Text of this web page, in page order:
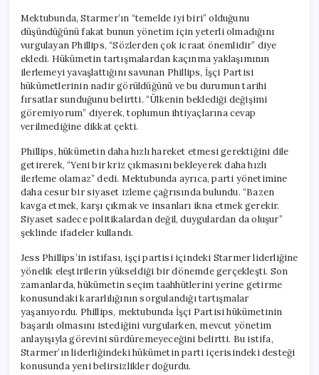
Mektubunda, Starmer’ın “temelde iyi biri” olduğunu
düşündüğünü fakat bunun yönetim için yeterli olmadığını
vurgulayan Phillips, “Sözlerden çok icraat önemlidir” diye
ekledi. Hükümetin tartışmalardan kaçınma yaklaşımının
ilerlemeyi yavaşlattığını savunan Phillips, İşçi Partisi
hükümetlerinin nadir görüldüğünü ve bu durumun tarihi
fırsatlar sunduğunu belirtti. “Ülkenin beklediği değişimi
göremiyorum” diyerek, toplumun ihtiyaçlarına cevap
verilmediğine dikkat çekti.
Phillips, hükümetin daha hızlı hareket etmesi gerektiğini dile
getirerek, “Yeni bir kriz çıkmasını bekleyerek daha hızlı
ilerleme olamaz” dedi. Mektubunda ayrıca, parti yönetimine
daha cesur bir siyaset izleme çağrısında bulundu. “Bazen
kavga etmek, karşı çıkmak ve insanları ikna etmek gerekir.
Siyaset sadece politikalardan değil, duygulardan da oluşur”
şeklinde ifadeler kullandı.
Jess Phillips’in istifası, işçi partisi içindeki Starmer liderliğine
yönelik eleştirilerin yükseldiği bir dönemde gerçekleşti. Son
zamanlarda, hükümetin seçim taahhütlerini yerine getirme
konusundaki kararlılığının sorgulandığı tartışmalar
yaşanıyordu. Phillips, mektubunda İşçi Partisi hükümetinin
başarılı olmasını istediğini vurgularken, mevcut yönetim
anlayışıyla görevini sürdüremeyeceğini belirtti. Bu istifa,
Starmer’ın liderliğindeki hükümetin parti içerisindeki desteği
konusunda yeni belirsizlikler doğurdu.